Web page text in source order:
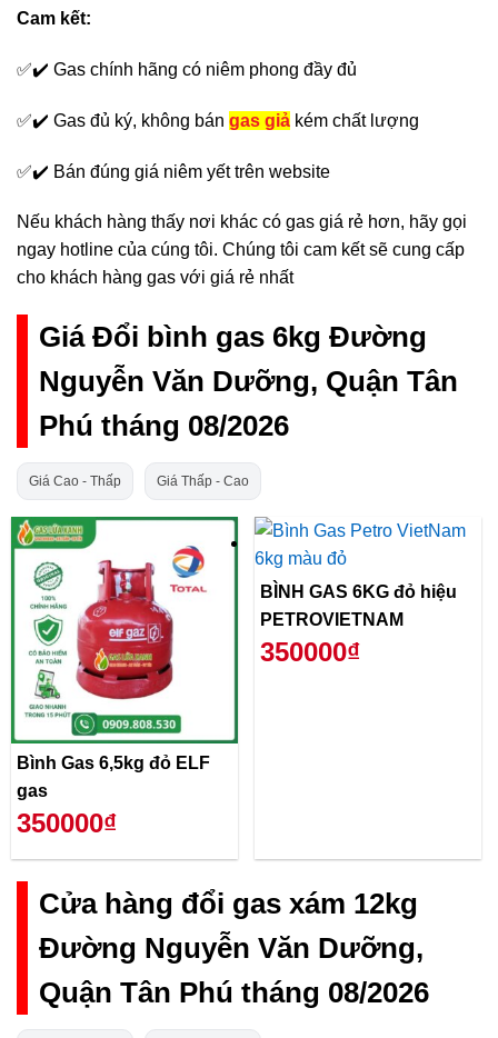
Cam kết:
✅✔️ Gas chính hãng có niêm phong đầy đủ
✅✔️ Gas đủ ký, không bán gas giả kém chất lượng
✅✔️ Bán đúng giá niêm yết trên website
Nếu khách hàng thấy nơi khác có gas giá rẻ hơn, hãy gọi
ngay hotline của cúng tôi. Chúng tôi cam kết sẽ cung cấp
cho khách hàng gas với giá rẻ nhất
Giá Đổi bình gas 6kg Đường
Nguyễn Văn Dưỡng, Quận Tân
Phú tháng 08/2026
Giá Cao - Thấp Giá Thấp - Cao
Bình Gas 6,5kg đỏ ELF
gas
350000₫
BÌNH GAS 6KG đỏ hiệu
PETROVIETNAM
350000₫
Cửa hàng đổi gas xám 12kg
Đường Nguyễn Văn Dưỡng,
Quận Tân Phú tháng 08/2026